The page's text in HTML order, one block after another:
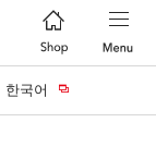
한국어